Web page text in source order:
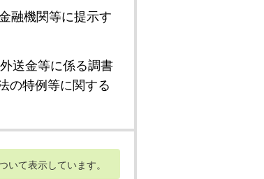
融機関等に提示す
送金等に係る調書
の特例等に関する
いて表示しています。